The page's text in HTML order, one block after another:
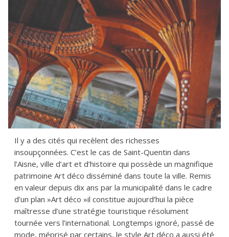
Il y a des cités qui recèlent des richesses
insoupçonnées. C’est le cas de Saint-Quentin dans
l’Aisne, ville d’art et d’histoire qui possède un magnifique
patrimoine Art déco disséminé dans toute la ville. Remis
en valeur depuis dix ans par la municipalité dans le cadre
d’un plan »Art déco »il constitue aujourd’hui la pièce
maîtresse d’une stratégie touristique résolument
tournée vers l’international. Longtemps ignoré, passé de
mode, méprisé par certains, le style Art déco a aussi été